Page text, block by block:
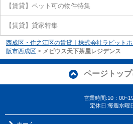
【賃貸】ペット可の物件特集
【賃貸】貸家特集
西成区・住之江区の賃貸｜株式会社ラビット
阪市西成区 > メビウス天下茶屋レジデンス
ページトッ
営業時間:10：
定休日:毎週水曜